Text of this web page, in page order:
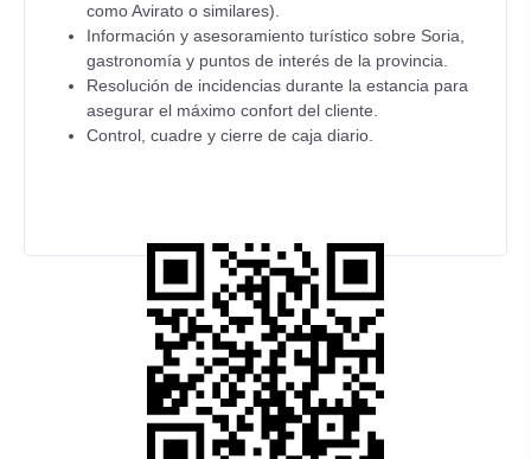
como Avirato o similares).
Información y asesoramiento turístico sobre Soria,
gastronomía y puntos de interés de la provincia.
Resolución de incidencias durante la estancia para
asegurar el máximo confort del cliente.
Control, cuadre y cierre de caja diario.